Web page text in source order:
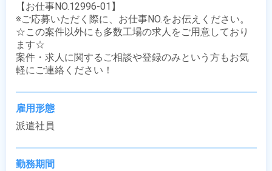
【お仕事NO.12996-01】
※ご応募いただく際に、お仕事NO.をお伝えください。
☆この案件以外にも多数工場の求人をご用意しており
ます☆
案件・求人に関するご相談や登録のみという方もお気
軽にご連絡ください！
雇用形態
派遣社員
勤務期間